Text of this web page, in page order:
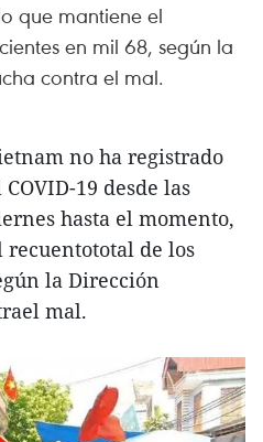
que mantiene el
en mil 68, según la
contra el mal.
no ha registrado
19 desde las
hasta el momento,
de los
la Dirección
mal.